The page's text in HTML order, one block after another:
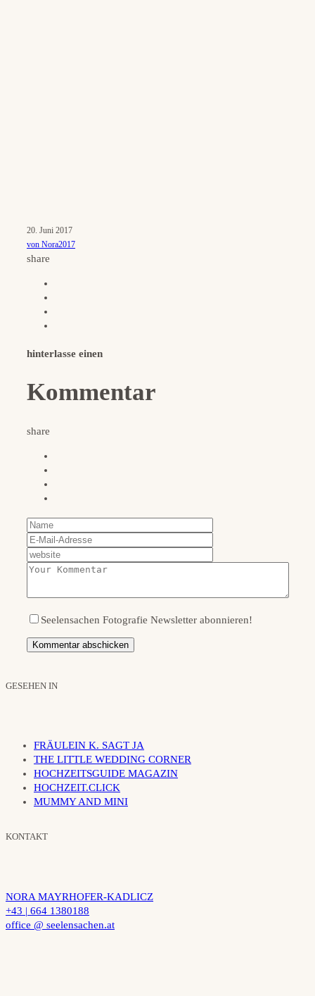
20. Juni 2017
von Nora2017
share
hinterlasse einen
Kommentar
share
Seelensachen Fotografie Newsletter abonnieren!
GESEHEN IN
FRÄULEIN K. SAGT JA
THE LITTLE WEDDING CORNER
HOCHZEITSGUIDE MAGAZIN
HOCHZEIT.CLICK
MUMMY AND MINI
KONTAKT
NORA MAYRHOFER-KADLICZ
+43 | 664 1380188
office @ seelensachen.at